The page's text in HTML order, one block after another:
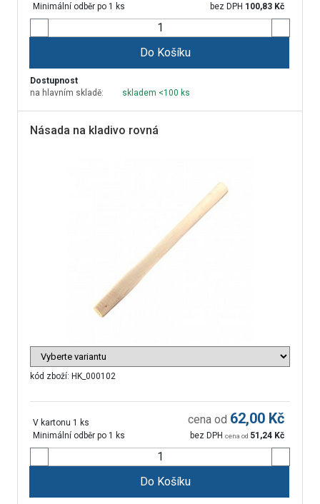
Minimální odběr po 1 ks
bez DPH 100,83 Kč
Do Košíku
Dostupnost
na hlavním skladě:
skladem <100 ks
Násada na kladivo rovná
kód zboží: HK_000102
V kartonu 1 ks
Minimální odběr po 1 ks
cena od 62,00 Kč
bez DPH cena od 51,24 Kč
Do Košíku